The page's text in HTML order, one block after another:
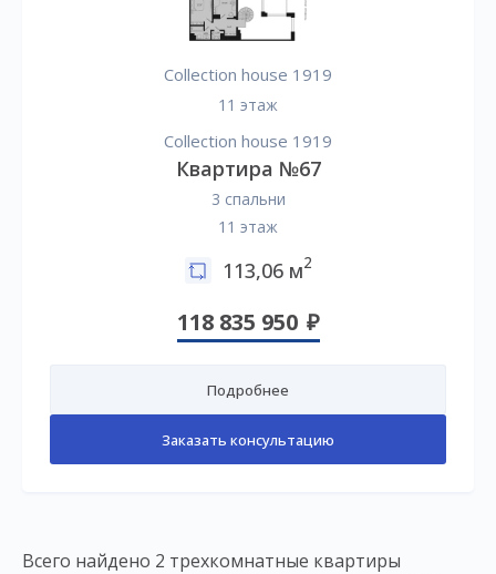
Collection house 1919
11 этаж
Collection house 1919
Квартира №67
3 спальни
11 этаж
113,06 м2
118 835 950
Подробнее
Заказать консультацию
Всего найдено 2 трехкомнатные квартиры